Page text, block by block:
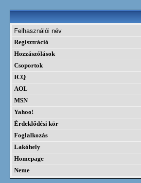
Felhasználói név
Regisztráció
Hozzászólások
Csoportok
ICQ
AOL
MSN
Yahoo!
Érdeklődési kör
Foglalkozás
Lakóhely
Homepage
Neme